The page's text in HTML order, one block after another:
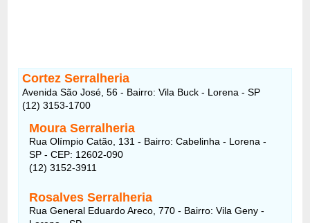
Cortez Serralheria
Avenida São José, 56 - Bairro: Vila Buck - Lorena - SP
(12) 3153-1700
Moura Serralheria
Rua Olímpio Catão, 131 - Bairro: Cabelinha - Lorena -
SP - CEP: 12602-090
(12) 3152-3911
Rosalves Serralheria
Rua General Eduardo Areco, 770 - Bairro: Vila Geny -